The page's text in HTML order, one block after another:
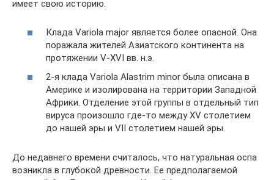
имеет свою историю.
Клада Variola major является более опасной. Она
поражала жителей Азиатского континента на
протяжении V-XVI вв. н.э.
2-я клада Variola Alastrim minor была описана в
Америке и изолирована на территории Западной
Африки. Отделение этой группы в отдельный тип
вируса произошло где-то между XV столетием
до нашей эры и VII столетием нашей эры.
До недавнего времени считалось, что натуральная оспа
возникла в глубокой древности. Ее предполагаемой